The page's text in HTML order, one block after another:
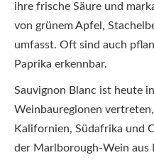
ihre frische Säure und
von grünem Apfel,
umfasst. Oft sind auch
Paprika erkennbar.
Sauvignon Blanc ist heute
Weinbauregionen
Kalifornien, Südafrika und
der Marlborough-Wein aus